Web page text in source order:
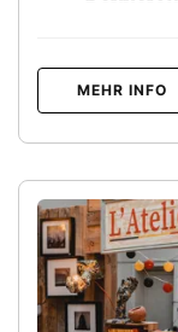
MEHR INFO